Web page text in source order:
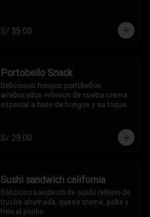
S/ 35.00
Portobello Snack
Deliciosos hongos portobellos
arrebozados rellenos de nuetra crema
especial a base de hongos y su toque
S/ 29.00
Sushi sandwich california
Delicioso sandwich de sushi relleno de
trucha ahumada, queso crema, palta y
frito al panko